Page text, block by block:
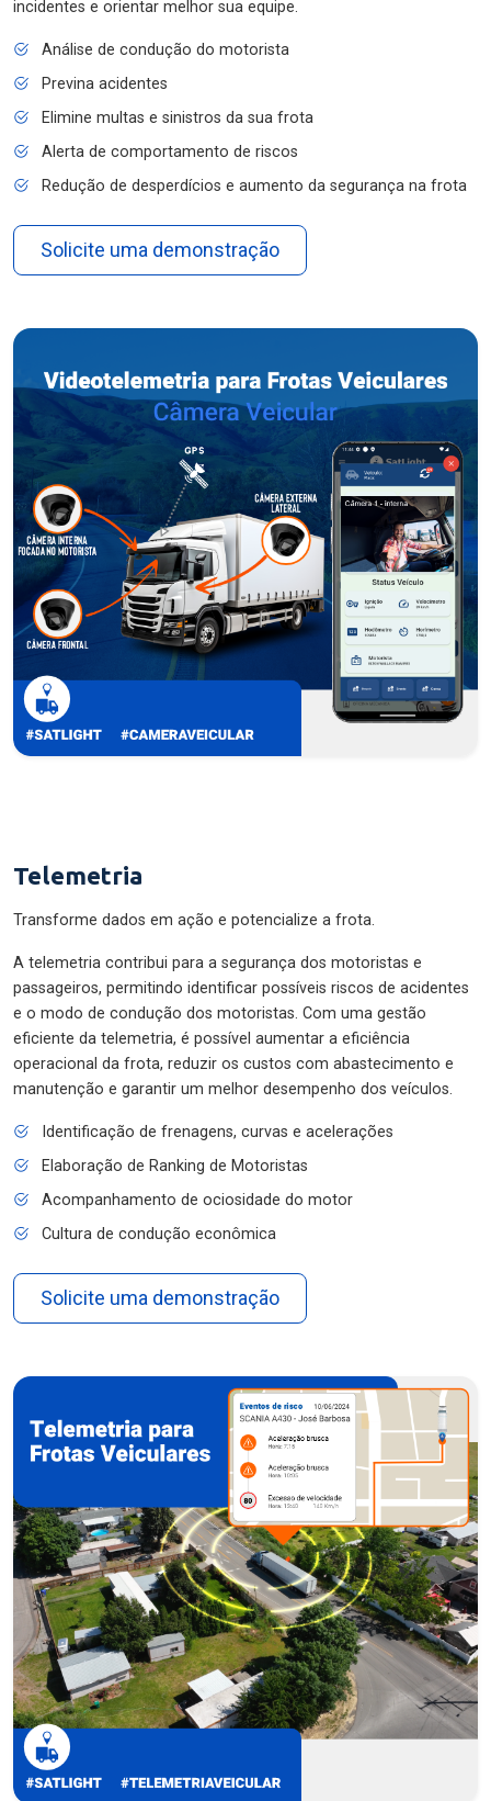
incidentes e orientar melhor sua equipe.
Análise de condução do motorista
Previna acidentes
Elimine multas e sinistros da sua frota
Alerta de comportamento de riscos
Redução de desperdícios e aumento da segurança na frota
Solicite uma demonstração
Telemetria
Transforme dados em ação e potencialize a frota.
A telemetria contribui para a segurança dos motoristas e
passageiros, permitindo identificar possíveis riscos de acidentes
e o modo de condução dos motoristas. Com uma gestão
eficiente da telemetria, é possível aumentar a eficiência
operacional da frota, reduzir os custos com abastecimento e
manutenção e garantir um melhor desempenho dos veículos.
Identificação de frenagens, curvas e acelerações
Elaboração de Ranking de Motoristas
Acompanhamento de ociosidade do motor
Cultura de condução econômica
Solicite uma demonstração